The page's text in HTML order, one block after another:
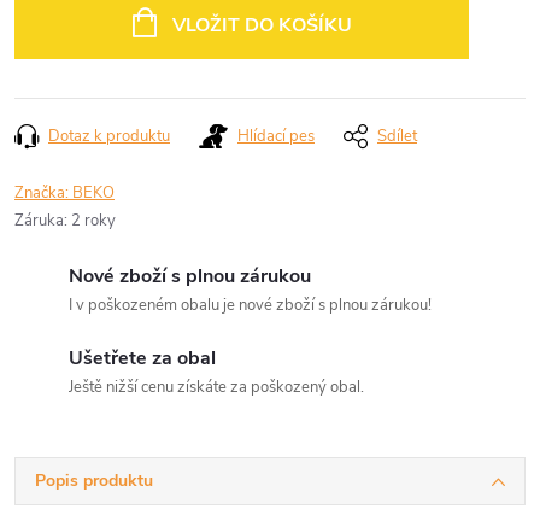
VLOŽIT DO KOŠÍKU
Dotaz k produktu Hlídací pes Sdílet
Značka: BEKO
Záruka: 2 roky
Nové zboží s plnou zárukou
I v poškozeném obalu je nové zboží s plnou zárukou!
Ušetřete za obal
Ještě nižší cenu získáte za poškozený obal.
Popis produktu